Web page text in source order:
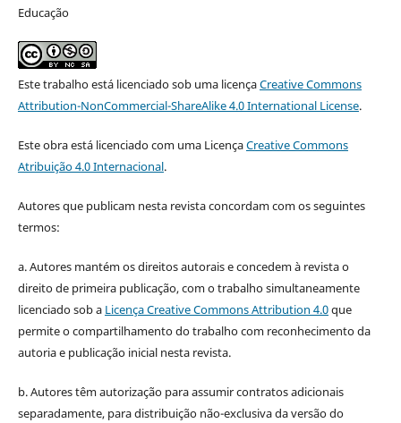
Educação
Este trabalho está licenciado sob uma licençaCreative Commons
Attribution-NonCommercial-ShareAlike 4.0 International License.
Este obra está licenciado com uma LicençaCreative Commons
Atribuição 4.0 Internacional.
Autores que publicam nesta revista concordam com os seguintes
termos:
a. Autores mantém os direitos autorais e concedem à revista o
direito de primeira publicação, com o trabalho simultaneamente
licenciado sob a Licença Creative Commons Attribution 4.0que
permite o compartilhamento do trabalho com reconhecimento da
autoria e publicação inicial nesta revista.
b. Autores têm autorização para assumir contratos adicionais
separadamente, para distribuição não-exclusiva da versão do